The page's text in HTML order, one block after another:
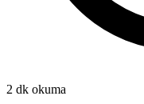
2 dk okuma